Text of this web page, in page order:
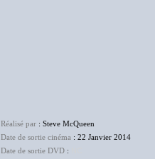
Réalisé par : Steve McQueen
Date de sortie cinéma : 22 Janvier 2014
Date de sortie DVD :